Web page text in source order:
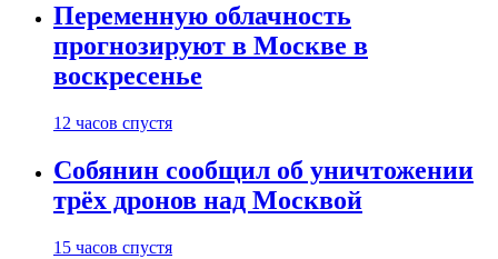
Переменную облачность
прогнозируют в Москве в
воскресенье
12 часов спустя
Собянин сообщил об уничтожении
трёх дронов над Москвой
15 часов спустя